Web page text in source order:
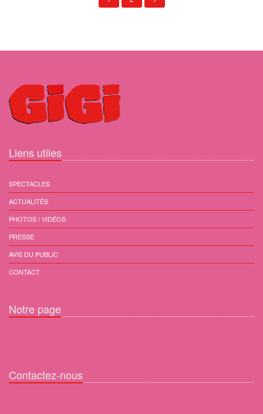
Liens utiles
SPECTACLES
ACTUALITÉS
PHOTOS / VIDÉOS
PRESSE
AVIS DU PUBLIC
CONTACT
Notre page
Contactez-nous